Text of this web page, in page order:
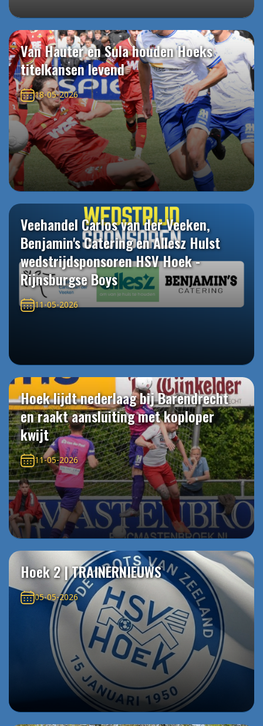
Van Hauter en Sula houden Hoeks
titelkansen levend
18-05-2026
Veehandel Carlos van der Veeken,
Benjamin's Catering en Allesz Hulst
wedstrijdsponsoren HSV Hoek -
Rijnsburgse Boys
11-05-2026
Hoek lijdt nederlaag bij Barendrecht
en raakt aansluiting met koploper
kwijt
11-05-2026
Hoek 2 | TRAINERNIEUWS
05-05-2026